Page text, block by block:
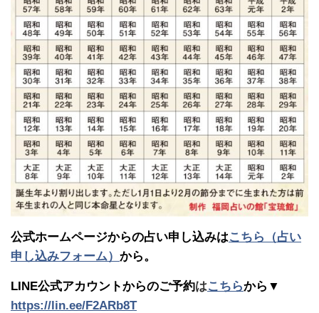
公式ホームページからの占い申し込みはこちら（占い
申し込みフォーム） から。
LINE公式アカウントからのご予約はこちらから▼
https://lin.ee/F2ARb8T